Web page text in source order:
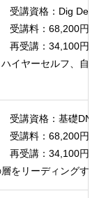
イヤーセルフ、自分
受講資格：Dig
受講料：68,200円（
再受講：34,100円（
をリーディングする
受講資格：基礎DNA
受講料：68,200円（
再受講：34,100円（